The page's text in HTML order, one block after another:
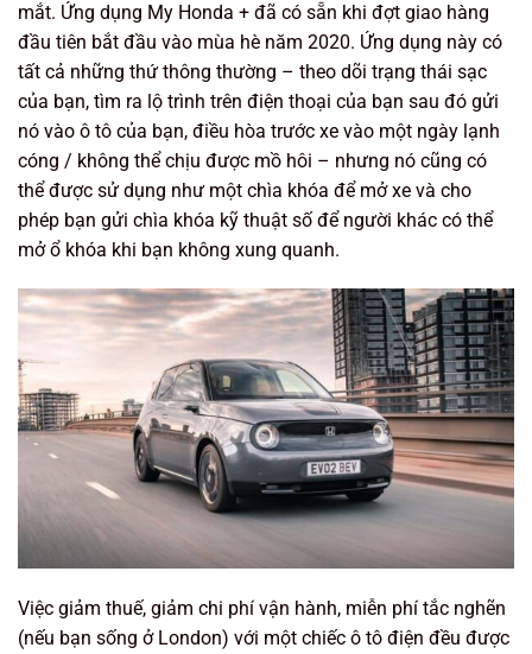
mắt. Ứng dụng My Honda + đã có sẵn khi đợt giao hàng
đầu tiên bắt đầu vào mùa hè năm 2020. Ứng dụng này có
tất cả những thứ thông thường – theo dõi trạng thái sạc
của bạn, tìm ra lộ trình trên điện thoại của bạn sau đó gửi
nó vào ô tô của bạn, điều hòa trước xe vào một ngày lạnh
cóng / không thể chịu được mồ hôi – nhưng nó cũng có
thể được sử dụng như một chìa khóa để mở xe và cho
phép bạn gửi chìa khóa kỹ thuật số để người khác có thể
mở ổ khóa khi bạn không xung quanh.
Việc giảm thuế, giảm chi phí vận hành, miễn phí tắc nghẽn
(nếu bạn sống ở London) với một chiếc ô tô điện đều được